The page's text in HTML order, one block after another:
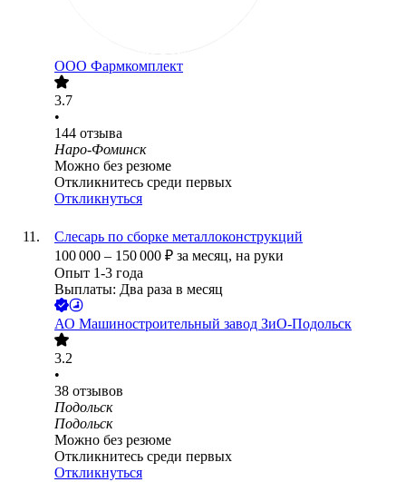
ООО Фармкомплект
3.7
•
144 отзыва
Наро-Фоминск
Можно без резюме
Откликнитесь среди первых
Откликнуться
Слесарь по сборке металлоконструкций
100 000 – 150 000 ₽ за месяц, на руки
Опыт 1-3 года
Выплаты: Два раза в месяц
АО Машиностроительный завод ЗиО-Подольск
3.2
•
38 отзывов
Подольск
Подольск
Можно без резюме
Откликнитесь среди первых
Откликнуться